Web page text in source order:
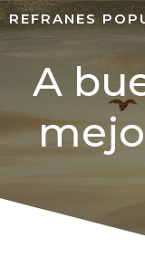
REFRANES
A